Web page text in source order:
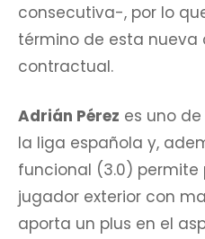
consecutiva-, por lo
término de esta nueva
contractual.
Adrián Pérez es uno
la liga española y,
funcional (3.0) permite
jugador exterior con
aporta un plus en el